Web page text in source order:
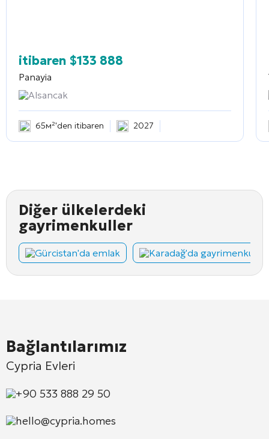
itibaren $133 888
Panayia
Alsancak
65м²'den itibaren 2027
Diğer ülkelerdeki
gayrimenkuller
Gürcistan'da emlak Karadağ'da gayrimenkul
Bağlantılarımız
Cypria Evleri
+90 533 888 29 50
hello@cypria.homes